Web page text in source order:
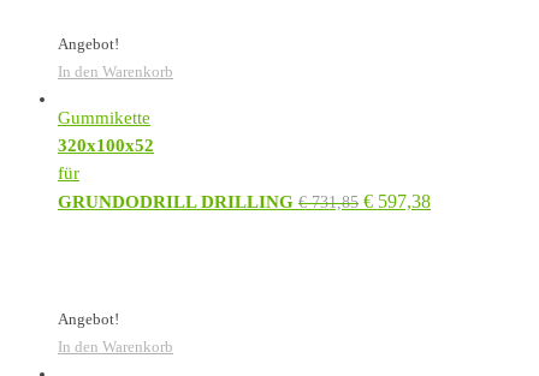
Angebot!
In den Warenkorb
Gummikette
320x100x52
für
GRUNDODRILL DRILLING €731,85 € 597,38
Angebot!
In den Warenkorb